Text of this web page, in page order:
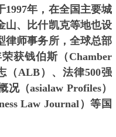
1997年，在全国主要城
山、比什凯克等地也设
律师事务所，全球总部
获钱伯斯（Chamber
（ALB）、法律500强
况（asialaw Profiles）
Law Journal）等国